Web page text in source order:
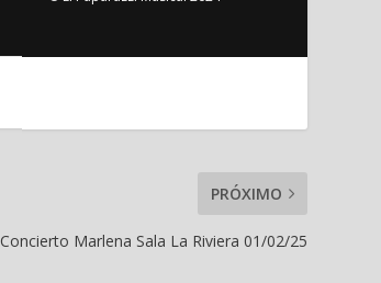
PRÓXIMO
Concierto Marlena Sala La Riviera 01/02/25